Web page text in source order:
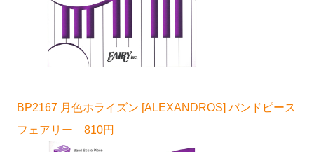
BP2167 月色ホライズン [ALEXANDROS] バンドピース
フェアリー 810円